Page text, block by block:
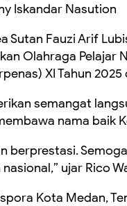
Iskandar Nasution
Sutan Fauzi Arif
Olahraga Pelajar
XI Tahun
semangat
nama baik
berprestasi.
ujar Rico
Kota Medan,